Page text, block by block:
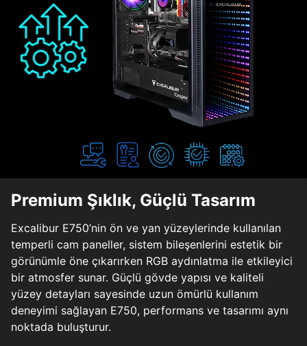
Premium Şıklık, Güçlü Tasarım
Excalibur E750’nin ön ve yan yüzeylerinde kullanılan
temperli cam paneller, sistem bileşenlerini estetik bir
görünümle öne çıkarırken RGB aydınlatma ile etkileyici
bir atmosfer sunar. Güçlü gövde yapısı ve kaliteli
yüzey detayları sayesinde uzun ömürlü kullanım
deneyimi sağlayan E750, performans ve tasarımı aynı
noktada buluşturur.